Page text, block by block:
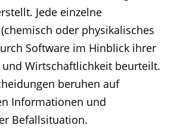
Jede einzelne
oder physikalisches
Software im Hinblick ihrer
Wirtschaftlichkeit beurteilt.
beruhen auf
Informationen und
Befallsituation.